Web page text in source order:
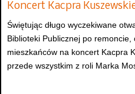
Koncert Kacpra
Świętując długo wyczekiwane
Biblioteki Publicznej po remoncie,
mieszkańców na koncert Kacpra
przede wszystkim z roli Marka